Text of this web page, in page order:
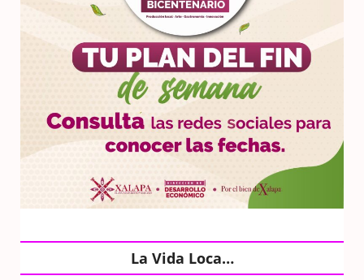
La Vida Loca…